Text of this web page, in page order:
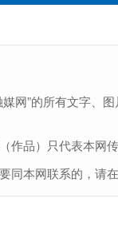
网”的所有文字、
作品）只代表本网
同本网联系的，请